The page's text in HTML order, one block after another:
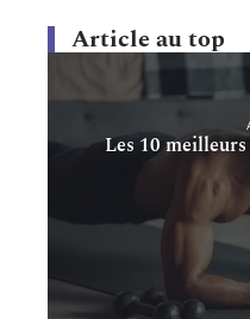
Article au top
Les 10